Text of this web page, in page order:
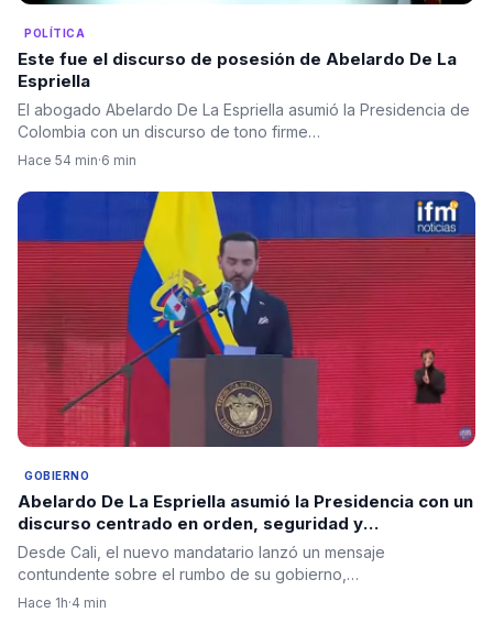
POLÍTICA
Este fue el discurso de posesión de Abelardo De La
Espriella
El abogado Abelardo De La Espriella asumió la Presidencia de
Colombia con un discurso de tono firme…
Hace 54 min·6 min
GOBIERNO
Abelardo De La Espriella asumió la Presidencia con un
discurso centrado en orden, seguridad y
regeneración nacional
Desde Cali, el nuevo mandatario lanzó un mensaje
contundente sobre el rumbo de su gobierno,…
Hace 1h·4 min